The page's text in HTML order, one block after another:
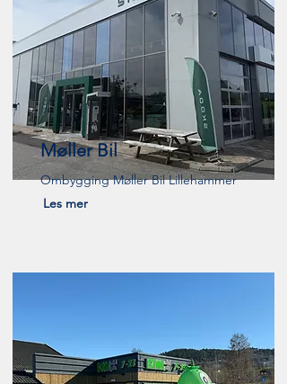
Møller Bil
Ombygging Møller Bil Lillehammer
Les mer